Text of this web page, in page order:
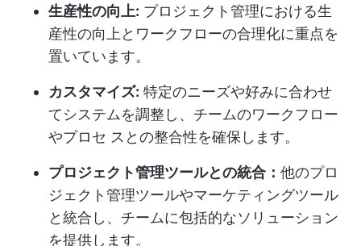
生産性の向上: プロジェクト管理における生
産性の向上とワークフローの合理化に重点を
置いています。
カスタマイズ: 特定のニーズや好みに合わせ
てシステムを調整し、チームのワークフロー
やプロセ スとの整合性を確保します。
プロジェクト管理ツールとの統合： 他のプロ
ジェクト管理ツールやマーケティングツール
と統合し、チームに包括的なソリューション
を提供します。